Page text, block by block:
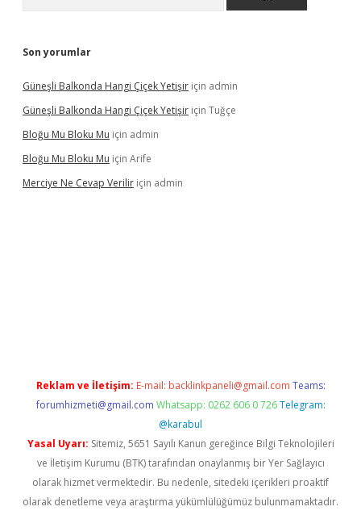
Son yorumlar
Güneşli Balkonda Hangi Çiçek Yetişir için admin
Güneşli Balkonda Hangi Çiçek Yetişir için Tuğçe
Bloğu Mu Bloku Mu için admin
Bloğu Mu Bloku Mu için Arife
Merciye Ne Cevap Verilir için admin
Reklam ve İletişim: E-mail: backlinkpaneli@gmail.com Teams:
forumhizmeti@gmail.com Whatsapp: 0262 606 0 726 Telegram:
@karabul
Yasal Uyarı: Sitemiz, 5651 Sayılı Kanun gereğince Bilgi Teknolojileri
ve İletişim Kurumu (BTK) tarafından onaylanmış bir Yer Sağlayıcı
olarak hizmet vermektedir. Bu nedenle, sitedeki içerikleri proaktif
olarak denetleme veya araştırma yükümlülüğümüz bulunmamaktadır.